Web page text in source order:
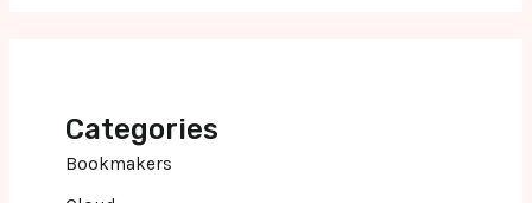
Categories
Bookmakers